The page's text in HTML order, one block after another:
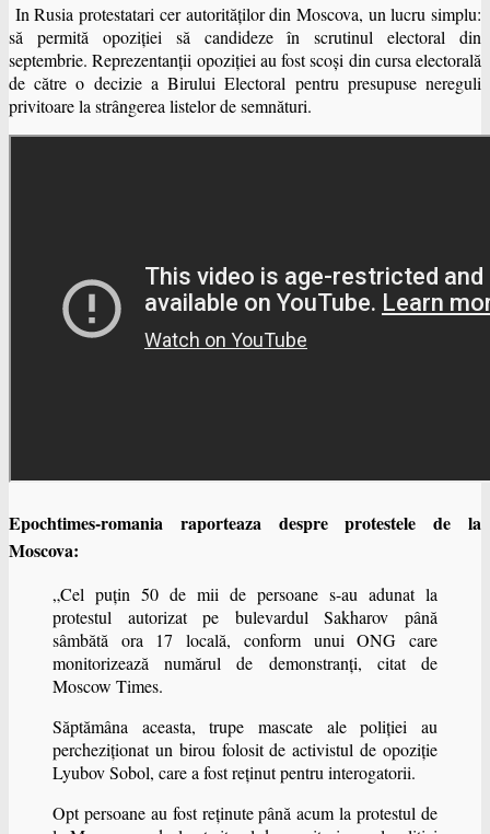
In Rusia protestatari cer autorităţilor din Moscova, un lucru simplu:
să permită opoziţiei să candideze în scrutinul electoral din
septembrie. Reprezentanţii opoziţiei au fost scoşi din cursa electorală
de către o decizie a Birului Electoral pentru presupuse nereguli
privitoare la strângerea listelor de semnături.
Epochtimes-romania raporteaza despre protestele de la
Moscova:
„Cel puţin 50 de mii de persoane s-au adunat la
protestul autorizat pe bulevardul Sakharov până
sâmbătă ora 17 locală, conform unui ONG care
monitorizează numărul de demonstranţi, citat de
Moscow Times.
Săptămâna aceasta, trupe mascate ale poliţiei au
percheziţionat un birou folosit de activistul de opoziţie
Lyubov Sobol, care a fost reţinut pentru interogatorii.
Opt persoane au fost reţinute până acum la protestul de